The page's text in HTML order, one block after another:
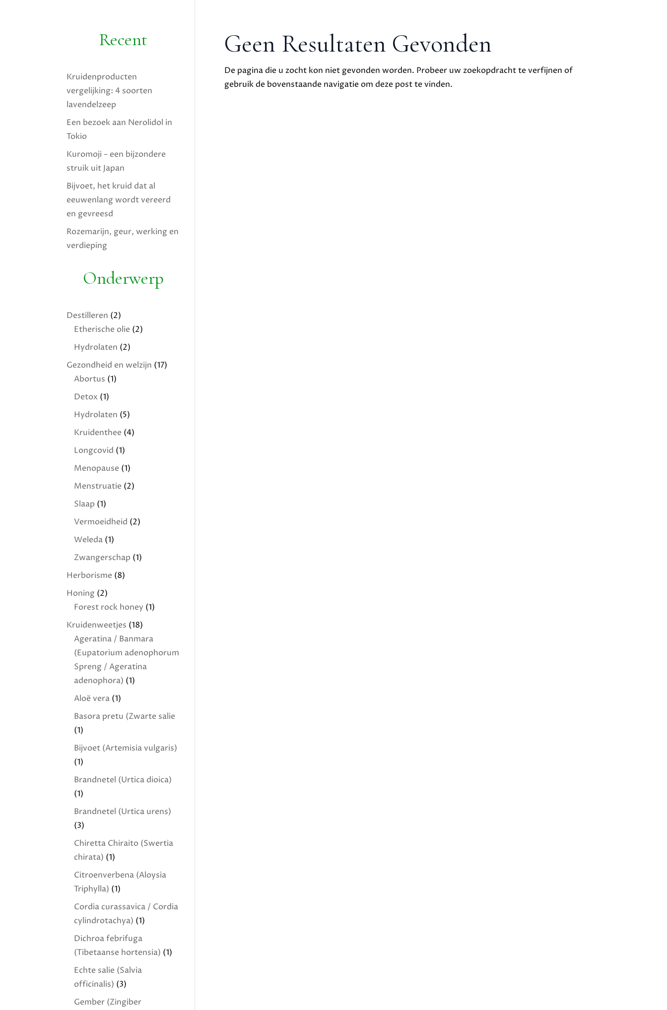
Geen Resultaten Gevonden
De pagina die u zocht kon niet gevonden worden. Probeer uw zoekopdracht te verfijnen of
gebruik de bovenstaande navigatie om deze post te vinden.
Recent
Kruidenproducten
vergelijking: 4 soorten
lavendelzeep
Een bezoek aan Nerolidol in
Tokio
Kuromoji – een bijzondere
struik uit Japan
Bijvoet, het kruid dat al
eeuwenlang wordt vereerd
en gevreesd
Rozemarijn, geur, werking en
verdieping
Onderwerp
Destilleren (2)
Etherische olie (2)
Hydrolaten (2)
Gezondheid en welzijn (17)
Abortus (1)
Detox (1)
Hydrolaten (5)
Kruidenthee (4)
Longcovid (1)
Menopause (1)
Menstruatie (2)
Slaap (1)
Vermoeidheid (2)
Weleda (1)
Zwangerschap (1)
Herborisme (8)
Honing (2)
Forest rock honey (1)
Kruidenweetjes (18)
Ageratina / Banmara
(Eupatorium adenophorum
Spreng / Ageratina
adenophora) (1)
Aloë vera (1)
Basora pretu (Zwarte salie
(1)
Bijvoet (Artemisia vulgaris)
(1)
Brandnetel (Urtica dioica)
(1)
Brandnetel (Urtica urens)
(3)
Chiretta Chiraito (Swertia
chirata) (1)
Citroenverbena (Aloysia
Triphylla) (1)
Cordia curassavica / Cordia
cylindrotachya) (1)
Dichroa febrifuga
(Tibetaanse hortensia) (1)
Echte salie (Salvia
officinalis) (3)
Gember (Zingiber